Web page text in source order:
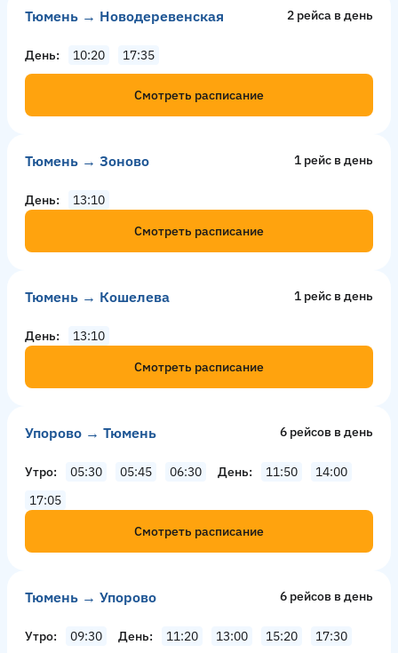
Тюмень → Новодеревенская 2 рейсa в день
День 10:20 17:35
Смотреть расписание
Тюмень → Зоново 1 рейс в день
День
13:10
Смотреть расписание
Тюмень → Кошелева 1 рейс в день
День
13:10
Смотреть расписание
Упорово → Тюмень 6 рейсов в день
Утро 05:30 05:45 06:30 День 11:50
14:00
17:05
Смотреть расписание
Тюмень → Упорово 6 рейсов в день
Утро 09:30 День 11:20 13:00 15:20
17:30